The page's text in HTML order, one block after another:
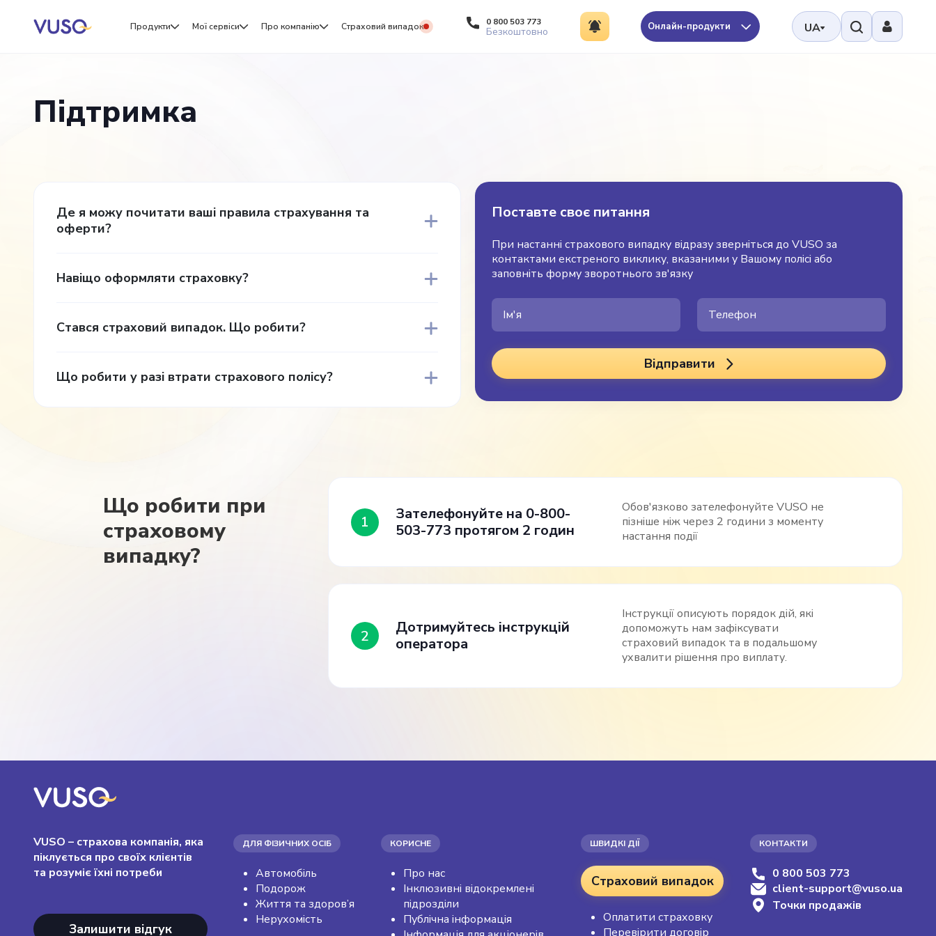
Продукти Мої сервіси Про компанію Страховий випадок 0 800 503 773
Безкоштовно Онлайн-продукти UA
Підтримка
Де я можу почитати ваші правила страхування та
оферти?
Навіщо оформляти страховку?
Стався страховий випадок. Що робити?
Що робити у разі втрати страхового полісу?
Поставте своє питання
При настанні страхового випадку відразу зверніться до VUSO за
контактами екстреного виклику, вказаними у Вашому полісі або
заповніть форму зворотнього зв'язку
Відправити
Що робити при
страховому
випадку?
1
Зателефонуйте на 0-800-
503-773 протягом 2 годин
Обов'язково зателефонуйте VUSO не
пізніше ніж через 2 години з моменту
настання події
2
Дотримуйтесь інструкцій
оператора
Інструкції описують порядок дій, які
допоможуть нам зафіксувати
страховий випадок та в подальшому
ухвалити рішення про виплату.
VUSO – страхова компанія, яка
піклується про своїх клієнтів
та розуміє їхні потреби
Залишити відгук
ДЛЯ ФІЗИЧНИХ ОСІБ
Автомобіль
Подорож
Життя та здоров’я
Нерухомість
КОРИСНЕ
Про нас
Інклюзивні відокремлені
підрозділи
Публічна інформація
ШВИДКІ ДІЇ
Страховий випадок
Оплатити страховку
Перевірити договір
КОНТАКТИ
0 800 503 773
client-support@vuso.ua
Точки продажів